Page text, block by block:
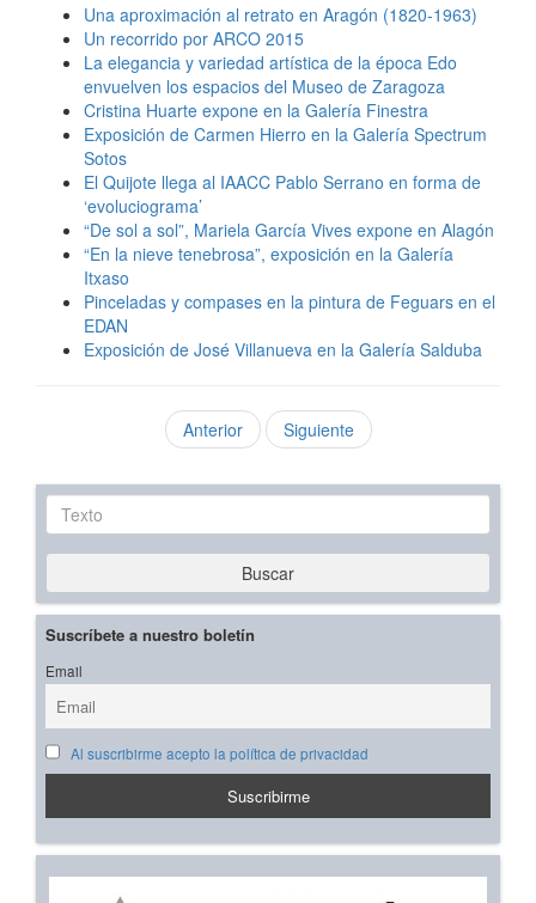
Una aproximación al retrato en Aragón (1820-1963)
Un recorrido por ARCO 2015
La elegancia y variedad artística de la época Edo
envuelven los espacios del Museo de Zaragoza
Cristina Huarte expone en la Galería Finestra
Exposición de Carmen Hierro en la Galería Spectrum
Sotos
El Quijote llega al IAACC Pablo Serrano en forma de
‘evoluciograma’
“De sol a sol”, Mariela García Vives expone en Alagón
“En la nieve tenebrosa”, exposición en la Galería
Itxaso
Pinceladas y compases en la pintura de Feguars en el
EDAN
Exposición de José Villanueva en la Galería Salduba
Anterior Siguiente
Texto
Buscar
Suscríbete a nuestro boletín
Email
Al suscribirme acepto la política de privacidad